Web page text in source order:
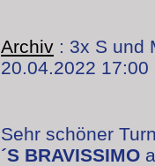
Archiv : 3x S und
20.04.2022 17:00
Sehr schöner
´S BRAVISSIMO